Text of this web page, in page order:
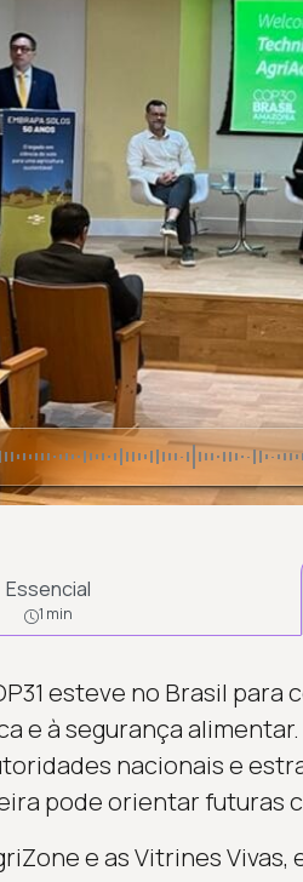
Essencial
1 min
esteve no Brasil
e à segurança
nacionais e
pode orientar futuras
e as Vitrines